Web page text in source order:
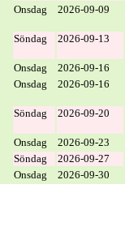
Onsdag
2026-09-09
Söndag
2026-09-13
Onsdag
2026-09-16
Onsdag
2026-09-16
Söndag
2026-09-20
Onsdag
2026-09-23
Söndag
2026-09-27
Onsdag
2026-09-30